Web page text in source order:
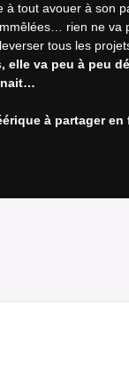
à tout avouer à son
rien ne
elle va peu à peu
à partager en